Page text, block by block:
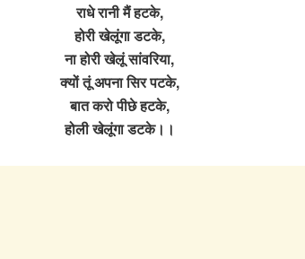
राधे रानी मैं हटके,
होरी खेलूंगा डटके,
ना होरी खेलूं सांवरिया,
क्यों तूं अपना सिर पटके,
बात करो पीछे हटके,
होली खेलूंगा डटके।।